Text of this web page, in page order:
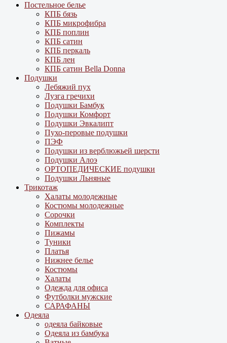
Постельное белье
КПБ бязь
КПБ микрофибра
КПБ поплин
КПБ сатин
КПБ перкаль
КПБ лен
КПБ сатин Bella Donna
Подушки
Лебяжий пух
Лузга гречихи
Подушки Бамбук
Подушки Комфорт
Подушки Эвкалипт
Пухо-перовые подушки
ПЭФ
Подушки из верблюжьей шерсти
Подушки Алоэ
ОРТОПЕДИЧЕСКИЕ подушки
Подушки Льняные
Трикотаж
Халаты молодежные
Костюмы молодежные
Сорочки
Комплекты
Пижамы
Туники
Платья
Нижнее белье
Костюмы
Халаты
Одежда для офиса
Футболки мужские
САРАФАНЫ
Одеяла
одеяла байковые
Одеяла из бамбука